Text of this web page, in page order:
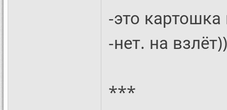
-это картошка
-нет. на взлёт))
***